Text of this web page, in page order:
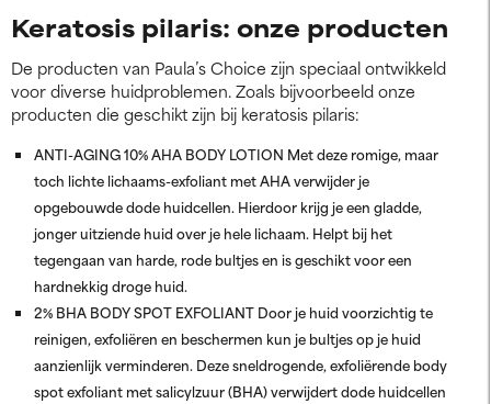
Keratosis pilaris: onze producten
De producten van Paula’s Choice zijn speciaal ontwikkeld
voor diverse huidproblemen. Zoals bijvoorbeeld onze
producten die geschikt zijn bij keratosis pilaris:
ANTI-AGING 10% AHA BODY LOTION Met deze romige, maar
toch lichte lichaams-exfoliant met AHA verwijder je
opgebouwde dode huidcellen. Hierdoor krijg je een gladde,
jonger uitziende huid over je hele lichaam. Helpt bij het
tegengaan van harde, rode bultjes en is geschikt voor een
hardnekkig droge huid.
2% BHA BODY SPOT EXFOLIANT Door je huid voorzichtig te
reinigen, exfoliëren en beschermen kun je bultjes op je huid
aanzienlijk verminderen. Deze sneldrogende, exfoliërende body
spot exfoliant met salicylzuur (BHA) verwijdert dode huidcellen